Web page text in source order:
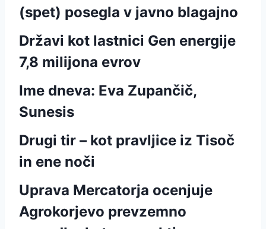
(spet) posegla v javno blagajno
Državi kot lastnici Gen energije
7,8 milijona evrov
Ime dneva: Eva Zupančič,
Sunesis
Drugi tir – kot pravljice iz Tisoč
in ene noči
Uprava Mercatorja ocenjuje
Agrokorjevo prevzemno